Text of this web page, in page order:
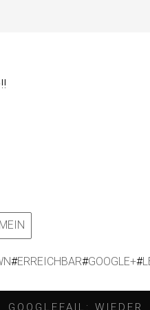
#ERREICHBAR#GOOGLE+#
GOOGLEFAIL: WIEDER